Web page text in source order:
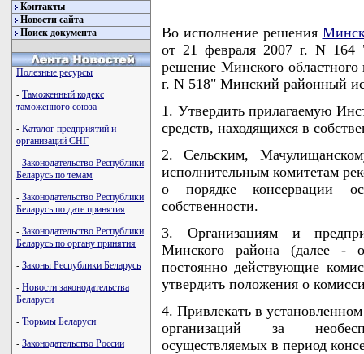
Контакты
Новости сайта
Поиск документа
Полезные ресурсы
- Таможенный кодекс
таможенного союза
- Каталог предприятий и
организаций СНГ
- Законодательство Республики
Беларусь по темам
- Законодательство Республики
Беларусь по дате принятия
- Законодательство Республики
Беларусь по органу принятия
- Законы Республики Беларусь
- Новости законодательства
Беларуси
- Тюрьмы Беларуси
- Законодательство России
Во исполнение решения
от 21 февраля 2007 г. N
решение Минского
г. N 518" Минский районный
1. Утвердить прилагаемую
средств, находящихся в
2. Сельским,
исполнительным комитетам
о порядке консервации
собственности.
3. Организациям и
Минского района (далее -
постоянно действующие
утвердить положения о
4. Привлекать в
организаций за
осуществляемых в период